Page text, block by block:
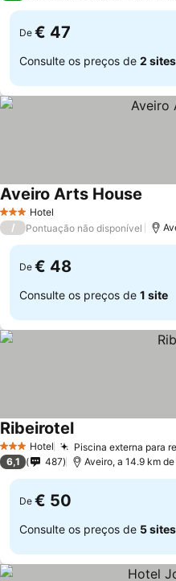
De € 47
Consulte os preços de 2 sites
3 EstrelasHotel
Aveiro Arts House
/ Pontuação não disponível
De € 48
Consulte os preços de 1 site
3 EstrelasHotel Piscina externa para
Ribeirotel
6,1 487 Aveiro, a 14.9 km
De € 50
Consulte os preços de 5 sites